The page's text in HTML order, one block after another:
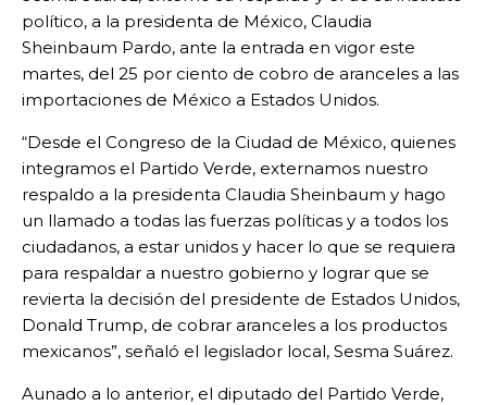
político, a la presidenta de México, Claudia
Sheinbaum Pardo, ante la entrada en vigor este
martes, del 25 por ciento de cobro de aranceles a las
importaciones de México a Estados Unidos.
“Desde el Congreso de la Ciudad de México, quienes
integramos el Partido Verde, externamos nuestro
respaldo a la presidenta Claudia Sheinbaum y hago
un llamado a todas las fuerzas políticas y a todos los
ciudadanos, a estar unidos y hacer lo que se requiera
para respaldar a nuestro gobierno y lograr que se
revierta la decisión del presidente de Estados Unidos,
Donald Trump, de cobrar aranceles a los productos
mexicanos”, señaló el legislador local, Sesma Suárez.
Aunado a lo anterior, el diputado del Partido Verde,